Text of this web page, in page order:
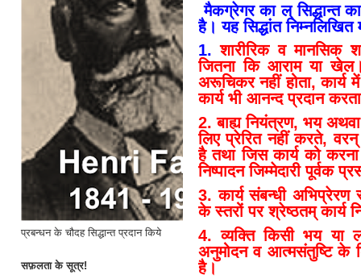
प्रबन्धन के चौदह सिद्धान्त प्रदान किये
सफ़लता के सूत्र!
मैकग्रेगर का ल् सिद्धान्त
है। यह सिद्धांत
1. शारीरिक व मानसिक
जितना कि आराम या
अरूचिकर नहीं होता, कार्य
कार्य भी आनन्द प्रदान
2. बाह्य नियंत्रण, भय
लिए प्रेरित नहीं करते, वरन्
है तथा जिस कार्य को
निष्पादन जिम्मेदारी पूर्वक
3. कार्य संबन्धी अभिप्रेरण
के स्तरों पर श्रेष्ठतम् कार्य
4. व्यक्ति किसी भय या
अनुमोदन व आत्मसंतुष्टि के
है।